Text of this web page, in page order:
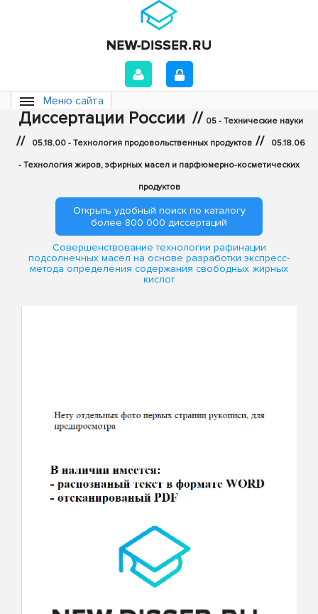
Меню сайта
Диссертации России // 05 - Технические науки
// 05.18.00 - Технология продовольственных продуктов // 05.18.06
- Технология жиров, эфирных масел и парфюмерно-косметических
продуктов
Открыть удобный поиск по каталогу
более 800 000 диссертаций
Совершенствование технологии рафинации
подсолнечных масел на основе разработки экспресс-
метода определения содержания свободных жирных
кислот